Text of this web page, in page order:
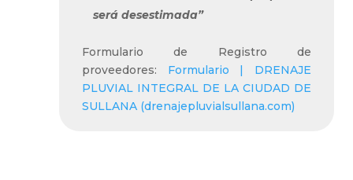
será desestimada”
Formulario de Registro de
proveedores: Formulario | DRENAJE
PLUVIAL INTEGRAL DE LA CIUDAD DE
SULLANA (drenajepluvialsullana.com)